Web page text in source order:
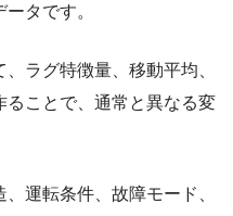
タです。
ラグ特徴量、移動平均、
ことで、通常と異なる変
運転条件、故障モード、